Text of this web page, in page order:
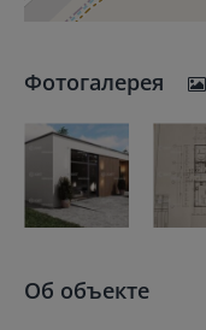
Фотогалерея
Об объекте